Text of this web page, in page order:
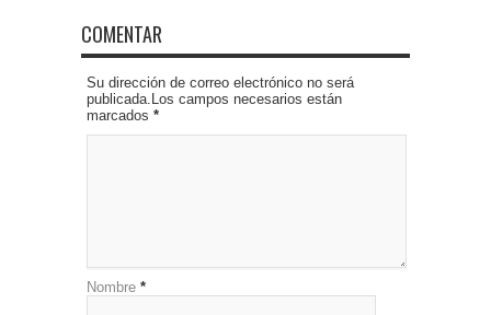
COMENTAR
Su dirección de correo electrónico no será
publicada.Los campos necesarios están
marcados *
Nombre *